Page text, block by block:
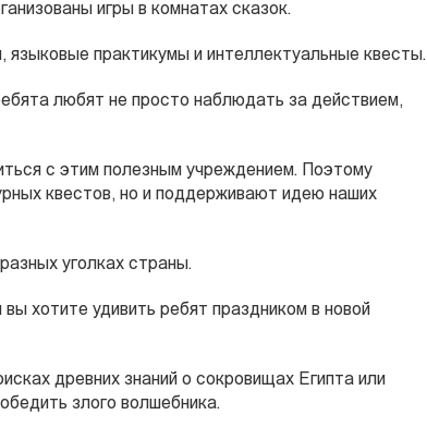
игры в комнатах сказок.
языковые практикумы и интеллектуальные квесты.
любят не просто наблюдать за действием,
с этим полезным учреждением. Поэтому
квестов, но и поддерживают идею наших
уголках страны.
хотите удивить ребят праздником в новой
древних знаний о сокровищах Египта или
злого волшебника.